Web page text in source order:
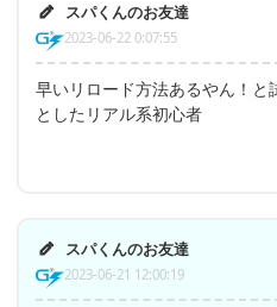
スパくんのお友達
2023-06-22 0:07:55
早いリロード方法あるやん！と
としたリアル系初心者
スパくんのお友達
2023-06-21 12:00:19